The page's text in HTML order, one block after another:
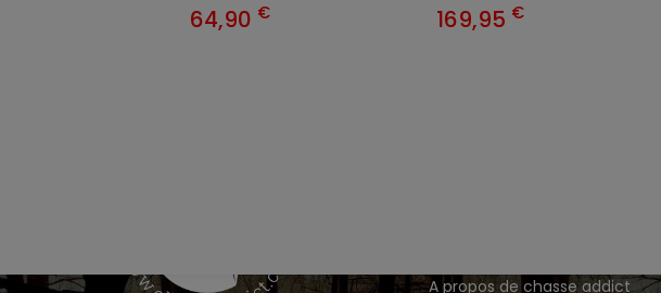
64,90 € 169,95 €
A propos de chasse addict